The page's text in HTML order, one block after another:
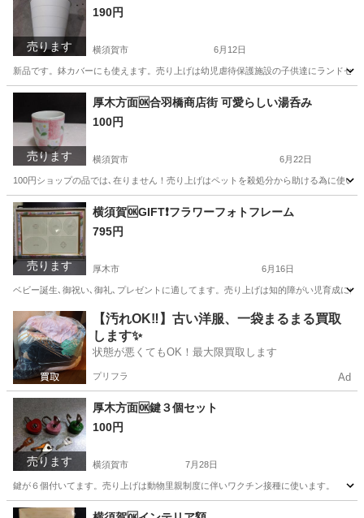
売ります
190円
横須賀市 6月12日
新品です。鉢カバーにも使えます。売り上げは幼児虐待保護施設の子供達にランドセ
神奈川 横須賀市 その他 IKEA
売ります
厚木方面🆗合羽橋商店街 可愛らしい湯呑み
100円
横須賀市 6月22日
100円ショップの品では､在りません！売り上げはペットを殺処分から助ける為に使い
神奈川 横須賀市 食器 合羽橋
売ります
横須賀🆗GIFT❗️フラワーフォトフレーム
795円
厚木市 6月16日
ベビー誕生､御祝い､御礼､プレゼントに適してます。売り上げは知的障がい児育成に使
神奈川 厚木市 その他 ベビー
【汚れOK‼️】古い洋服、一袋まるまる買取
します✨
状態が悪くてもOK！最大限買取します
プリフラ Ad
売ります
厚木方面🆗鍵３個セット
100円
横須賀市 7月28日
鍵が６個付いてます。売り上げは動物里親制度に伴いワクチン接種に使います。
神奈川 横須賀市 その他 セット